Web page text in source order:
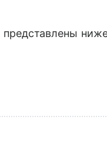
представлены